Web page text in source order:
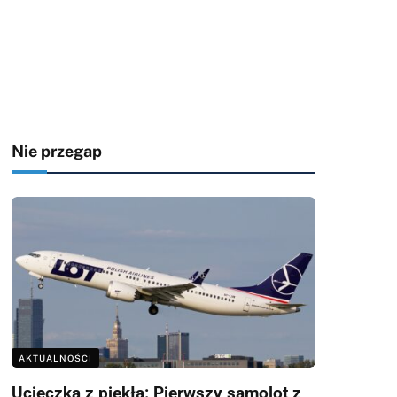
Nie przegap
AKTUALNOŚCI
Ucieczka z piekła: Pierwszy samolot z